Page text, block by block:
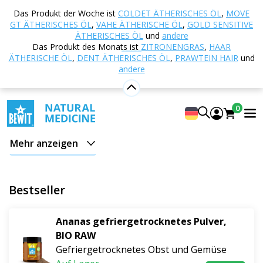
Das Produkt der Woche ist COLDET ÄTHERISCHES ÖL, MOVE
GT ÄTHERISCHES ÖL, VAHE ÄTHERISCHE ÖL, GOLD SENSITIVE
ÄTHERISCHES ÖLund andere
Das Produkt des Monats ist ZITRONENGRAS, HAAR
ÄTHERISCHE ÖL, DENT ÄTHERISCHES ÖL, PRAWTEIN HAIRund
andere
0
Startseite E-shop
Ernährung und
Nahrungsergänzungsmittel
Superfoods
Gefriergetrocknetes Obst und Gemüse
Gefriergetrocknetes Obst und Gemüse
Gefriergetrocknetes Obst und Gemüse von BEWIT
ist ein
reines Geschenk der Natur
Duft, den
Geschmack und den Nährwert frischer Früchte
Lyophilisierung
– des Gefriertrocknens – bleiben die
aufnehmen.
Bei BEWIT glauben wir, dassechte Ernährung aus
Natürlichkeit entsteht
Obst und Gemüse stammt aus hochwertigen
Mehr anzeigen
Bestseller
Ananas gefriergetrocknetes Pulver,
BIO RAW
Gefriergetrocknetes Obst und Gemüse